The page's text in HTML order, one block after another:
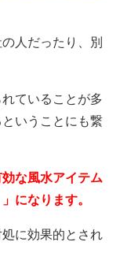
人だったり、別
ていることが多
いうことにも繋
な風水アイテム
になります。
に効果的とされ